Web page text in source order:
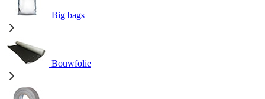
Big bags
Bouwfolie